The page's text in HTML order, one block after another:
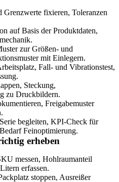
Grenzwerte fixieren, Toleranzen
auf Basis der Produktdaten,
zur Größen- und
mit Einlegern.
Fall- und Vibrationstest,
Steckung,
zu Druckbildern.
Freigabemuster
begleiten, KPI-Check für
Feinoptimierung.
erheben
messen, Hohlraumanteil
erfassen.
stoppen, Ausreißer